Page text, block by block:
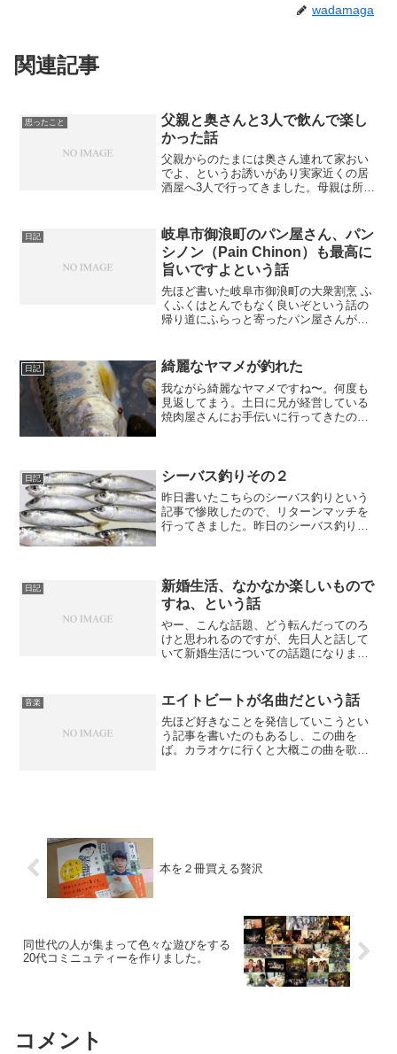
wadamaga
関連記事
思ったこと
父親と奥さんと3人で飲んで楽し
かった話
父親からのたまには奥さん連れて家おい
でよ、というお誘いがあり実家近くの居
酒屋へ3人で行ってきました。母親は所要
というよりも、なんだろうか、なかなか
形容しづらいのですが、...
日記
岐阜市御浪町のパン屋さん、パン
シノン（Pain Chinon）も最高に
旨いですよという話
先ほど書いた岐阜市御浪町の大衆割烹 ふ
くふくはとんでもなく良いぞという話の
帰り道にふらっと寄ったパン屋さんがこ
クリームチーズの奴がもう最高。一つ買
ってお店出た後に、うま...
日記 綺麗なヤマメが釣れた
我ながら綺麗なヤマメですね〜。何度も
見返してまう。土日に兄が経営している
焼肉屋さんにお手伝いに行ってきたので
いう日本古来の伝統的な毛...
日記 シーバス釣りその２
昨日書いたこちらのシーバス釣りという
記事で惨敗したので、リターンマッチを
行ってきました。昨日のシーバス釣りか
次の満潮が翌朝の４時半...
日記
新婚生活、なかなか楽しいもので
すね、という話
やー、こんな話題、どう転んだってのろ
けと思われるのですが、先日人と話して
いて新婚生活についての話題になりまし
と昔を思い返すと、それこそ１、2年前の
自分は結婚に対してめち...
音楽 エイトビートが名曲だという話
先ほど好きなことを発信していこうとい
う記事を書いたのもあるし、この曲を
ば。カラオケに行くと大概この曲を歌い
本を２冊買える贅沢
同世代の人が集まって色々な遊びをする
20代コミニュティーを作りました。
コメント